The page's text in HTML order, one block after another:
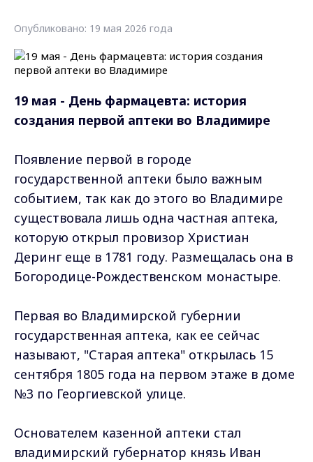
Опубликовано: 19 мая 2026 года
19 мая - День фармацевта: история
создания первой аптеки во Владимире
Появление первой в городе
государственной аптеки было важным
событием, так как до этого во Владимире
существовала лишь одна частная аптека,
которую открыл провизор Христиан
Деринг еще в 1781 году. Размещалась она в
Богородице-Рождественском монастыре.
Первая во Владимирской губернии
государственная аптека, как ее сейчас
называют, "Старая аптека" открылась 15
сентября 1805 года на первом этаже в доме
№3 по Георгиевской улице.
Основателем казенной аптеки стал
владимирский губернатор князь Иван